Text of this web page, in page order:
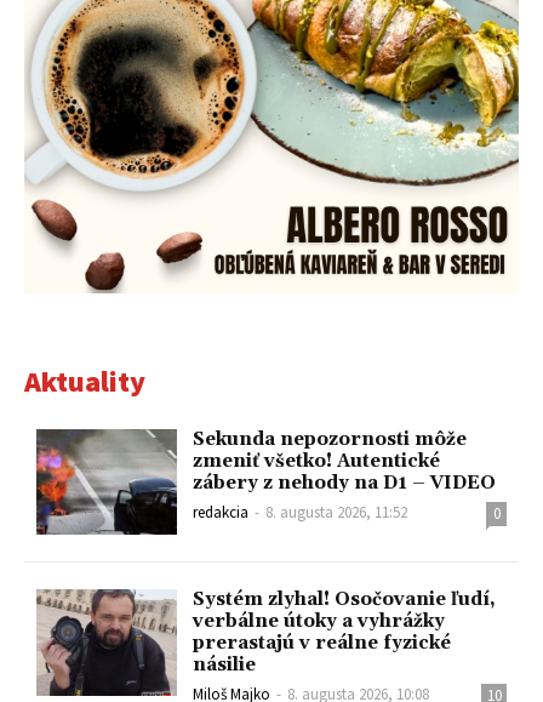
Aktuality
Sekunda nepozornosti môže
zmeniť všetko! Autentické
zábery z nehody na D1 – VIDEO
redakcia - 8. augusta 2026, 11:52 0
Systém zlyhal! Osočovanie ľudí,
verbálne útoky a vyhrážky
prerastajú v reálne fyzické
násilie
Miloš Majko - 8. augusta 2026, 10:08 10